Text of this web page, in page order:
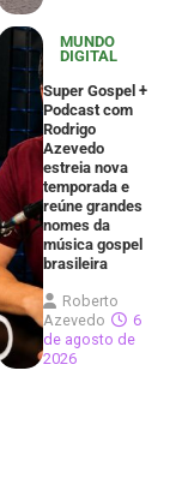
MUNDO
DIGITAL
Super Gospel +
Podcast com
Rodrigo
Azevedo
estreia nova
temporada e
reúne grandes
nomes da
música gospel
brasileira
Roberto
Azevedo
6
de agosto de
2026